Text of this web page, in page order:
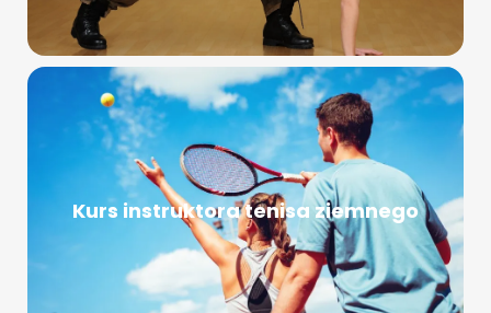
Kurs instruktora tenisa ziemnego